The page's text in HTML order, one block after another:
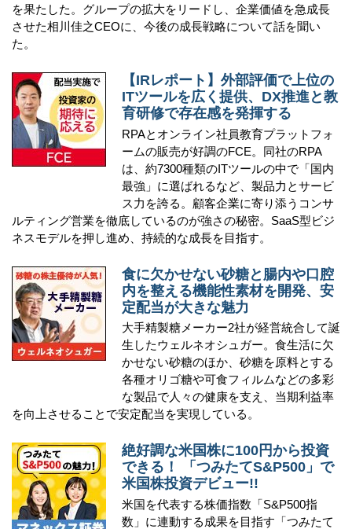
を果たした。グループの拡大をリードし、企業価値を急成長
させた相川佳之CEOに、今後の成長戦略について話を聞い
た。
【IRレポート】外部評価で上位の
ITツールを広く提供、DX推進と教
育研修で存在感を発揮する
RPAとオンライン社員教育プラットフォ
ームの販売が好調のFCE。同社のRPA
は、約7300種類のITツールの中で「国内
最強」に選ばれるなど、製品力とサービ
ス力を誇る。顧客企業に寄り添うコンサ
ルティング営業を徹底しているのが強さの秘密。SaaS型ビジ
ネスモデルを押し進め、持続的な成長を目指す。
食に欠かせない砂糖と腸内や口腔
内を整える機能性素材を開発、安
定配当が大きな魅力
大手精製糖メーカー2社が経営統合して誕
生したウェルネオシュガー。食生活に欠
かせない砂糖のほか、砂糖を原料とする
各種オリゴ糖や可食フィルムなどの多彩
な製品で人々の健康を支え、当期利益率
を向上させることで安定配当を実現している。
絶好調な米国株に100円から投資
できる！ 「つみたてS&P500」で
米国株投資デビュー!!
米国を代表する株価指数「S&P500指
数」に連動する成果を目指す「つみたて